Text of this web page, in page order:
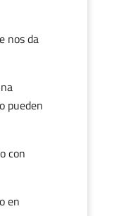
nos da
pueden
con
en